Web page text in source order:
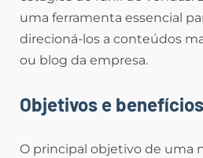
uma ferramenta essencial
direcioná-los a conteúdos
ou blog da empresa.
Objetivos e benefícios
O principal objetivo de uma